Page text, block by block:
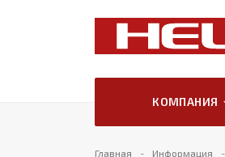
КОМПАНИЯ
Главная Информация